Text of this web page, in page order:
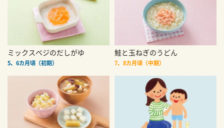
ミックスベジのだしがゆ
5、6カ月頃（初期）
鮭と玉ねぎのうどん
7、8カ月頃（中期）